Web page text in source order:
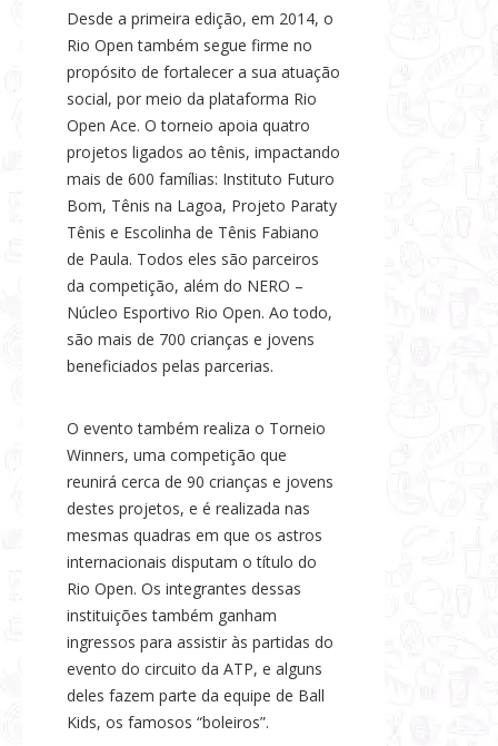
Desde a primeira edição, em 2014, o
Rio Open também segue firme no
propósito de fortalecer a sua atuação
social, por meio da plataforma Rio
Open Ace. O torneio apoia quatro
projetos ligados ao tênis, impactando
mais de 600 famílias: Instituto Futuro
Bom, Tênis na Lagoa, Projeto Paraty
Tênis e Escolinha de Tênis Fabiano
de Paula. Todos eles são parceiros
da competição, além do NERO –
Núcleo Esportivo Rio Open. Ao todo,
são mais de 700 crianças e jovens
beneficiados pelas parcerias.
O evento também realiza o Torneio
Winners, uma competição que
reunirá cerca de 90 crianças e jovens
destes projetos, e é realizada nas
mesmas quadras em que os astros
internacionais disputam o título do
Rio Open. Os integrantes dessas
instituições também ganham
ingressos para assistir às partidas do
evento do circuito da ATP, e alguns
deles fazem parte da equipe de Ball
Kids, os famosos “boleiros”.